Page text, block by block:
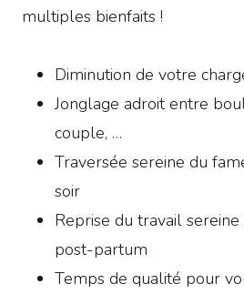
multiples bienfaits !
Diminution de votre
Jonglage adroit entre
couple, …
Traversée sereine du
soir
Reprise du travail
post-partum
Temps de qualité pour